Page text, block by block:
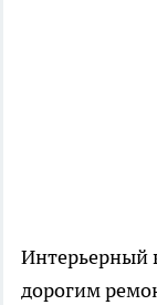
Интерьерный
дорогим